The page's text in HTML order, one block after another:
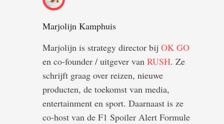
Marjolijn Kamphuis
Marjolijn is strategy director bij OK GO
en co-founder / uitgever van RUSH. Ze
schrijft graag over reizen, nieuwe
producten, de toekomst van media,
entertainment en sport. Daarnaast is ze
co-host van de F1 Spoiler Alert Formule